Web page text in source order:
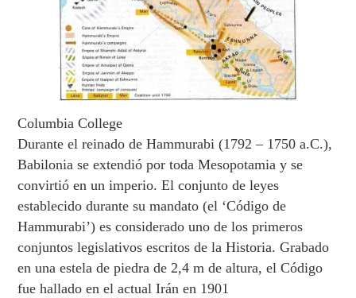
Columbia College
Durante el reinado de Hammurabi (1792 – 1750 a.C.),
Babilonia se extendió por toda Mesopotamia y se
convirtió en un imperio. El conjunto de leyes
establecido durante su mandato (el ‘Código de
Hammurabi’) es considerado uno de los primeros
conjuntos legislativos escritos de la Historia. Grabado
en una estela de piedra de 2,4 m de altura, el Código
fue hallado en el actual Irán en 1901